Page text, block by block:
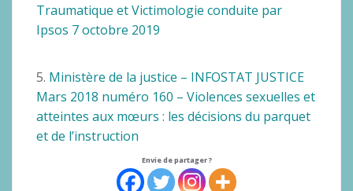
Traumatique et Victimologie conduite par
Ipsos 7 octobre 2019
5. Ministère de la justice – INFOSTAT JUSTICE
Mars 2018 numéro 160 – Violences sexuelles et
atteintes aux mœurs : les décisions du parquet
et de l’instruction
Envie de partager ?